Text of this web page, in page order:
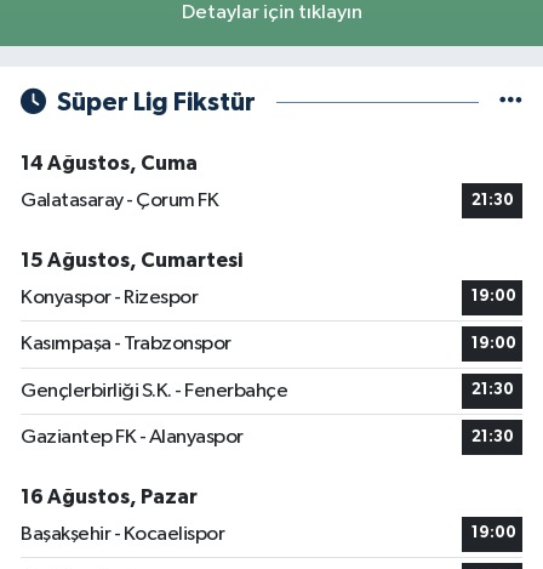
Detaylar için tıklayın
Süper Lig Fikstür
14 Ağustos, Cuma
Galatasaray - Çorum FK
21:30
15 Ağustos, Cumartesi
Konyaspor - Rizespor
19:00
Kasımpaşa - Trabzonspor 19:00
Gençlerbirliği S.K. - Fenerbahçe 21:30
Gaziantep FK - Alanyaspor 21:30
16 Ağustos, Pazar
Başakşehir - Kocaelispor
19:00